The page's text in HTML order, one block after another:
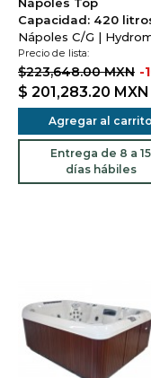
Capacidad: 420
Nápoles C/G |
Precio de lista:
$223,648.00 MXN -
$ 201,283.20 MXN
Agregar al carrito
Entrega de 8 a 15
días hábiles